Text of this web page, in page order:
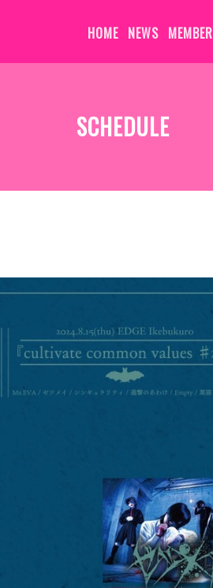
HOME NEWS MEMBER
SCHEDULE